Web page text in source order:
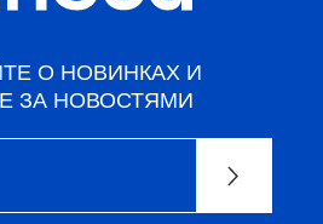
О НОВИНКАХ И
ЗА НОВОСТЯМИ